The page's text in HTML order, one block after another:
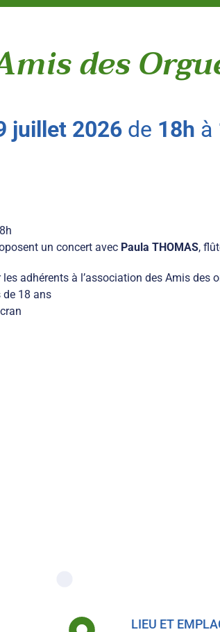
des
juillet 2026de 18h à
un concert avec Paula THOMAS,
adhérents à l’association des Amis des
de 18 ans
LIEU ET